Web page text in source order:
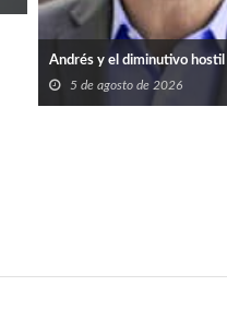
Andrés y el diminutivo hostil
5 de agosto de 2026